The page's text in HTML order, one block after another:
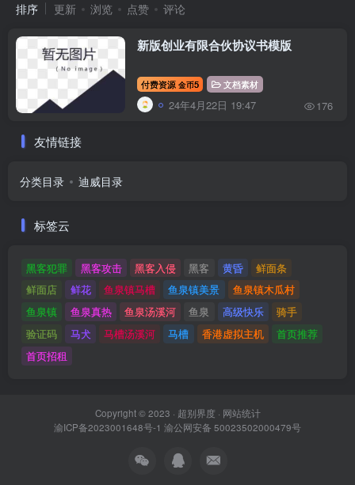
排序 更新 浏览 点赞 评论
新版创业有限合伙协议书模版
付费资源 金币5 文档素材
24年4月22日 19:47 176
友情链接
分类目录 迪威目录
标签云
黑客犯罪 黑客攻击 黑客入侵 黑客 黄昏
鲜面条
鲜面店
鲜花 鱼泉镇马槽 鱼泉镇美景
鱼泉镇木瓜村
鱼泉镇
鱼泉真热 鱼泉汤溪河 鱼泉 高级快乐
骑手
验证码
马犬 马槽汤溪河 马槽 香港虚拟主机
首页推荐
首页招租
Copyright © 2023 · 超别界度· 网站统计
渝ICP备2023001648号-1 渝公网安备 50023502000479号